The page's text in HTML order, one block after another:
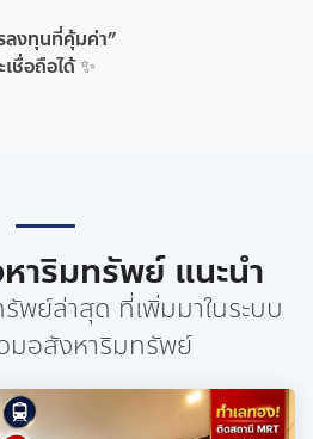
ลงทุนที่คุ้มค่า”
ชื่อถือได้ ✨
าริมทรัพย์ แนะนำ
พย์ล่าสุด ที่เพิ่มมาในระบบ
มอสังหาริมทรัพย์